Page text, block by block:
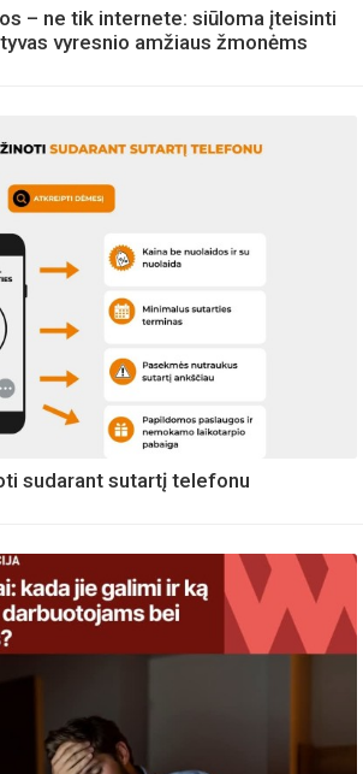
– ne tik internete: siūloma įteisinti
vyresnio amžiaus žmonėms
sudarant sutartį telefonu